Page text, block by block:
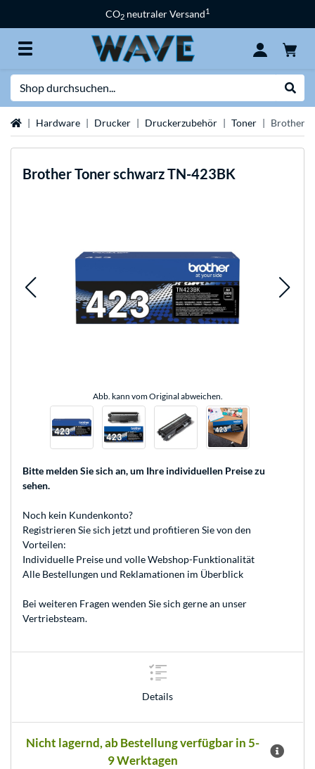
CO2 neutraler Versand1
StartseiteHardware Drucker Druckerzubehör Toner Brother
BrotherToner schwarz TN-423BK
Abb. kann vom Original abweichen.
Bitte melden Sie sich an, um Ihre individuellen Preise zu
sehen.
Noch kein Kundenkonto?
Registrieren Sie sich jetzt und profitieren Sie von den
Vorteilen:
Individuelle Preise und volle Webshop-Funktionalität
Alle Bestellungen und Reklamationen im Überblick
Bei weiteren Fragen wenden Sie sich gerne an unser
Vertriebsteam.
Details
Nicht lagernd, ab Bestellung verfügbar in 5-
9 Werktagen